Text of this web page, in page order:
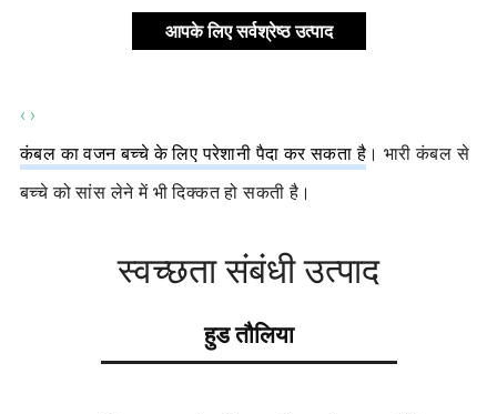
आपके लिए सर्वश्रेष्ठ उत्पाद
‹ ›
कंबल का वजन बच्चे के लिए परेशानी पैदा कर सकता है । भारी कंबल से
बच्चे को सांस लेने में भी दिक्कत हो सकती है।
स्वच्छता संबंधी उत्पाद
हुड तौलिया